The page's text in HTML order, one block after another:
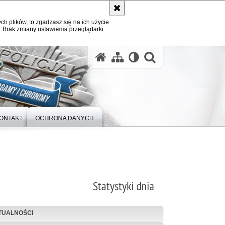
plików, to zgadzasz się na ich użycie
zmiany ustawienia przeglądarki
OCHRONA DANYCH
Statystyki dnia